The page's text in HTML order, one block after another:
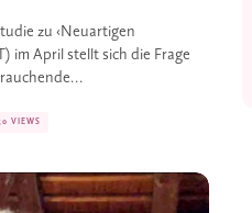
zu ‹Neuartigen
im April stellt sich die Frage
VIEWS